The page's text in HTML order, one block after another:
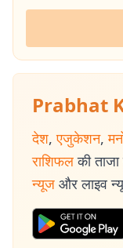
Prabhat
देश, एजुकेशन,
राशिफल की
न्यूज और लाइव